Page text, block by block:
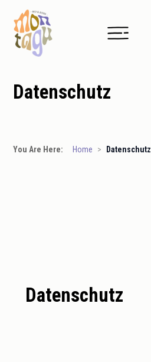
Datenschutz
You Are Here: Home > Datenschutz
Datenschutz